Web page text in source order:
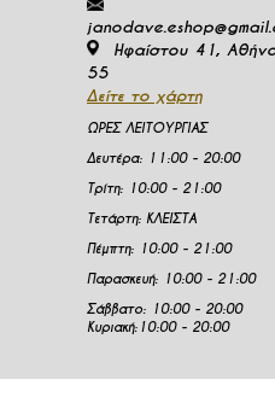
Ηφαίστου 41,
55
Δείτε το χάρτη
ΩΡΕΣ ΛΕΙΤΟΥΡΓΙΑΣ
Δευτέρα: 11:00 - 20:00
Τρίτη: 10:00 - 21:00
Τετάρτη: ΚΛΕΙΣΤΑ
Πέμπτη: 10:00 - 21:00
Παρασκευή: 10:00 - 21:00
Σάββατο: 10:00 - 20:00
Κυριακή: 10:00 - 20:00